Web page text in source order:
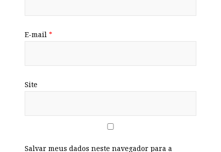
E-mail *
Site
Salvar meus dados neste navegador para a